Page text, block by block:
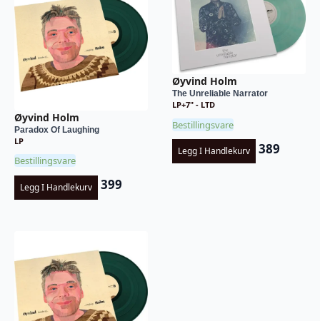
Øyvind Holm
Paradox Of Laughing
LP
Bestillingsvare
Legg I Handlekurv 399
Øyvind Holm
The Unreliable Narrator
LP+7" - LTD
Bestillingsvare
Legg I Handlekurv 389